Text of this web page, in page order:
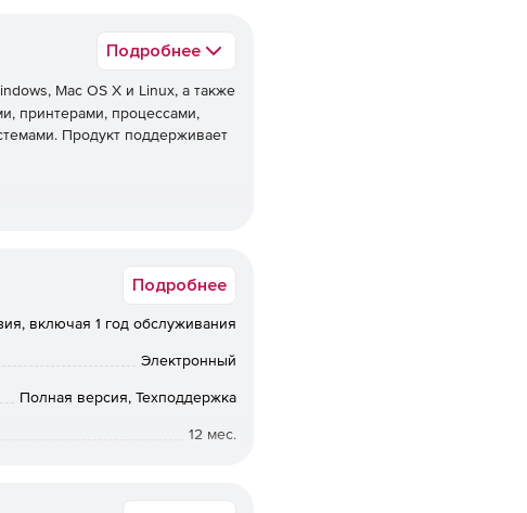
Подробнее
Mac OS X и Linux, а также
принтерами, процессами,
Продукт поддерживает
и Linux. Подробнее
включая 1 год обслуживания
Электронный
Полная версия, Техподдержка
12 мес.